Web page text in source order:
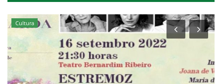
Cultura